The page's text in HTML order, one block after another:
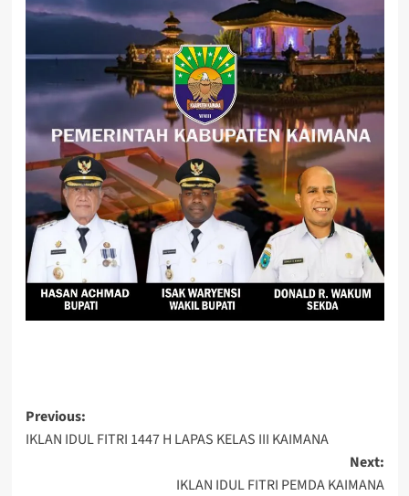
Post
navigation
Previous:
IKLAN IDUL FITRI 1447 H LAPAS KELAS III KAIMANA
Next:
IKLAN IDUL FITRI PEMDA KAIMANA